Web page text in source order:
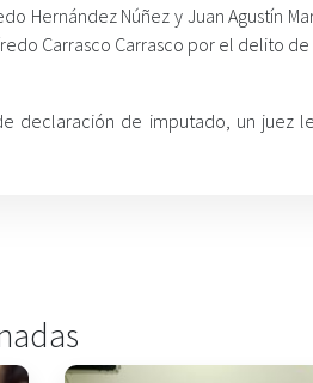
Hernández Núñez y Juan Agustín
Carrasco Carrasco por el delito
declaración de imputado, un juez